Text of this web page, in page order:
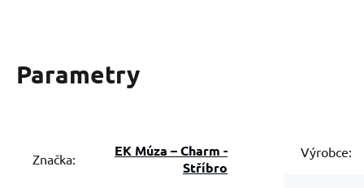
Parametry
Značka:
EK Múza – Charm -
Stříbro
Výrobce: